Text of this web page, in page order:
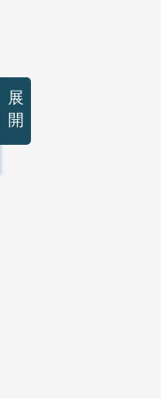
展
開